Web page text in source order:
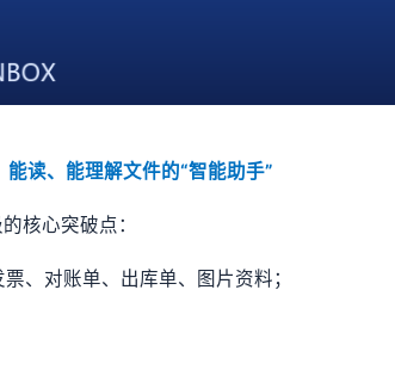
读、能理解文件的“智能助手”
核心突破点：
、对账单、出库单、图片资料；